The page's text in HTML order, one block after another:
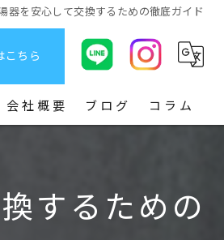
器を安心して交換するための徹底ガイド
こちら
会社概要 ブログ コラム
するための